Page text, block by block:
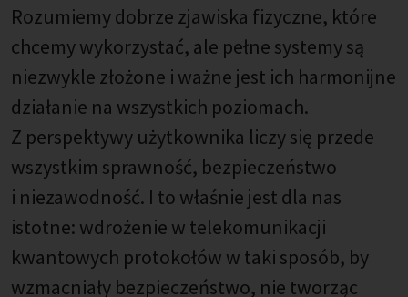
Rozumiemy dobrze zjawiska fizyczne, które
chcemy wykorzystać, ale pełne systemy są
niezwykle złożone i ważne jest ich harmonijne
działanie na wszystkich poziomach.
Z perspektywy użytkownika liczy się przede
wszystkim sprawność, bezpieczeństwo
i niezawodność. I to właśnie jest dla nas
istotne: wdrożenie w telekomunikacji
kwantowych protokołów w taki sposób, by
wzmacniały bezpieczeństwo, nie tworząc